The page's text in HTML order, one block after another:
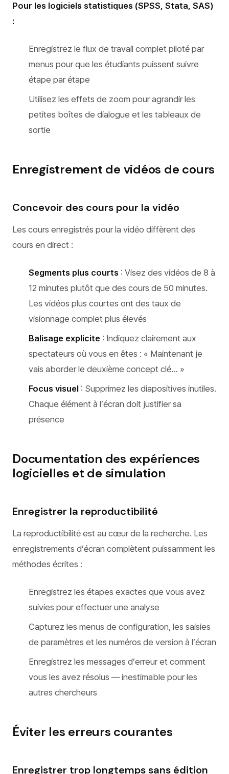
Pour les logiciels statistiques (SPSS, Stata, SAS)
:
Enregistrez le flux de travail complet piloté par
menus pour que les étudiants puissent suivre
étape par étape
Utilisez les effets de zoom pour agrandir les
petites boîtes de dialogue et les tableaux de
sortie
Enregistrement de vidéos de cours
Concevoir des cours pour la vidéo
Les cours enregistrés pour la vidéo diffèrent des
cours en direct :
Segments plus courts : Visez des vidéos de 8 à
12 minutes plutôt que des cours de 50 minutes.
Les vidéos plus courtes ont des taux de
visionnage complet plus élevés
Balisage explicite : Indiquez clairement aux
spectateurs où vous en êtes : « Maintenant je
vais aborder le deuxième concept clé… »
Focus visuel : Supprimez les diapositives inutiles.
Chaque élément à l’écran doit justifier sa
présence
Documentation des expériences
logicielles et de simulation
Enregistrer la reproductibilité
La reproductibilité est au cœur de la recherche. Les
enregistrements d’écran complètent puissamment les
méthodes écrites :
Enregistrez les étapes exactes que vous avez
suivies pour effectuer une analyse
Capturez les menus de configuration, les saisies
de paramètres et les numéros de version à l’écran
Enregistrez les messages d’erreur et comment
vous les avez résolus — inestimable pour les
autres chercheurs
Éviter les erreurs courantes
Enregistrer trop longtemps sans édition